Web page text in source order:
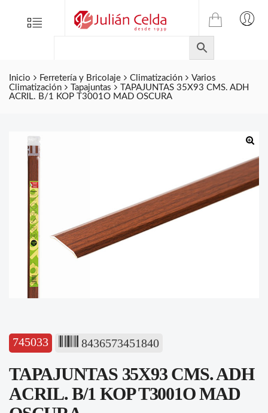
Menu
TIENDA
ONLINE
DE
JULIAN
CELDA
Inicio Ferretería y Bricolaje Climatización
Varios
Climatización
Tapajuntas
TAPAJUNTAS 35X93 CMS. ADH
ACRIL. B/1 KOP T3001O MAD OSCURA
745033 8436573451840
TAPAJUNTAS 35X93 CMS. ADH
ACRIL. B/1 KOP T3001O MAD
Folletos
Contacto